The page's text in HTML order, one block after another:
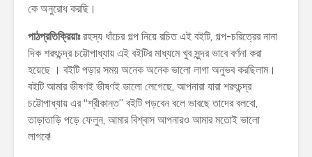
কে অনুরোধ করছি।
পাঠপ্রতিক্রিয়াঃরহস্য ধাঁচের গল্প নিয়ে রচিত এই বইটি, গল্প-চরিত্রের নানা
দিক শরৎচন্দ্র চট্টোপাধ্যায় এই বইটির মাধ্যমে খুব সুন্দর ভাবে বর্ণনা করা
হয়েছে । বইটি পড়ার সময় অনেক অনেক ভালো লাগা অনুভব করছিলাম।
বইটি আমার ভীষণই ভীষণই ভালো লেগেছে, আপনারা যারা শরৎচন্দ্র
চট্টোপাধ্যায় এর “শ্রীকান্ত” বইটি পড়বেন বলে ভাবছে তাদের বলবো,
তাড়াতাড়ি পড়ে ফেলুন, আমার বিশ্বাস আপনারও আমার মতোই ভালো
লাগবে!